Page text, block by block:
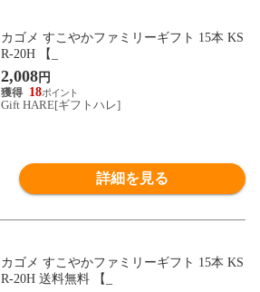
カゴメ すこやかファミリーギフト 15本 KS
R-20H 【_
2,008円
18
Gift HARE[ギフトハレ]
詳細を見る
カゴメ すこやかファミリーギフト 15本 KS
R-20H 送料無料 【_